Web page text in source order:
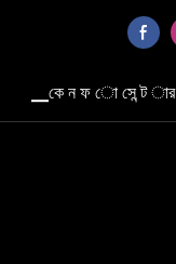
▁কে ন ফ ো সে ন্ট ার